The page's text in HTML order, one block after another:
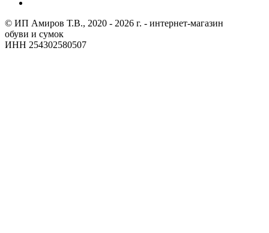
© ИП Амиров Т.В., 2020 - 2026 г. - интернет-магазин
обуви и сумок
ИНН 254302580507